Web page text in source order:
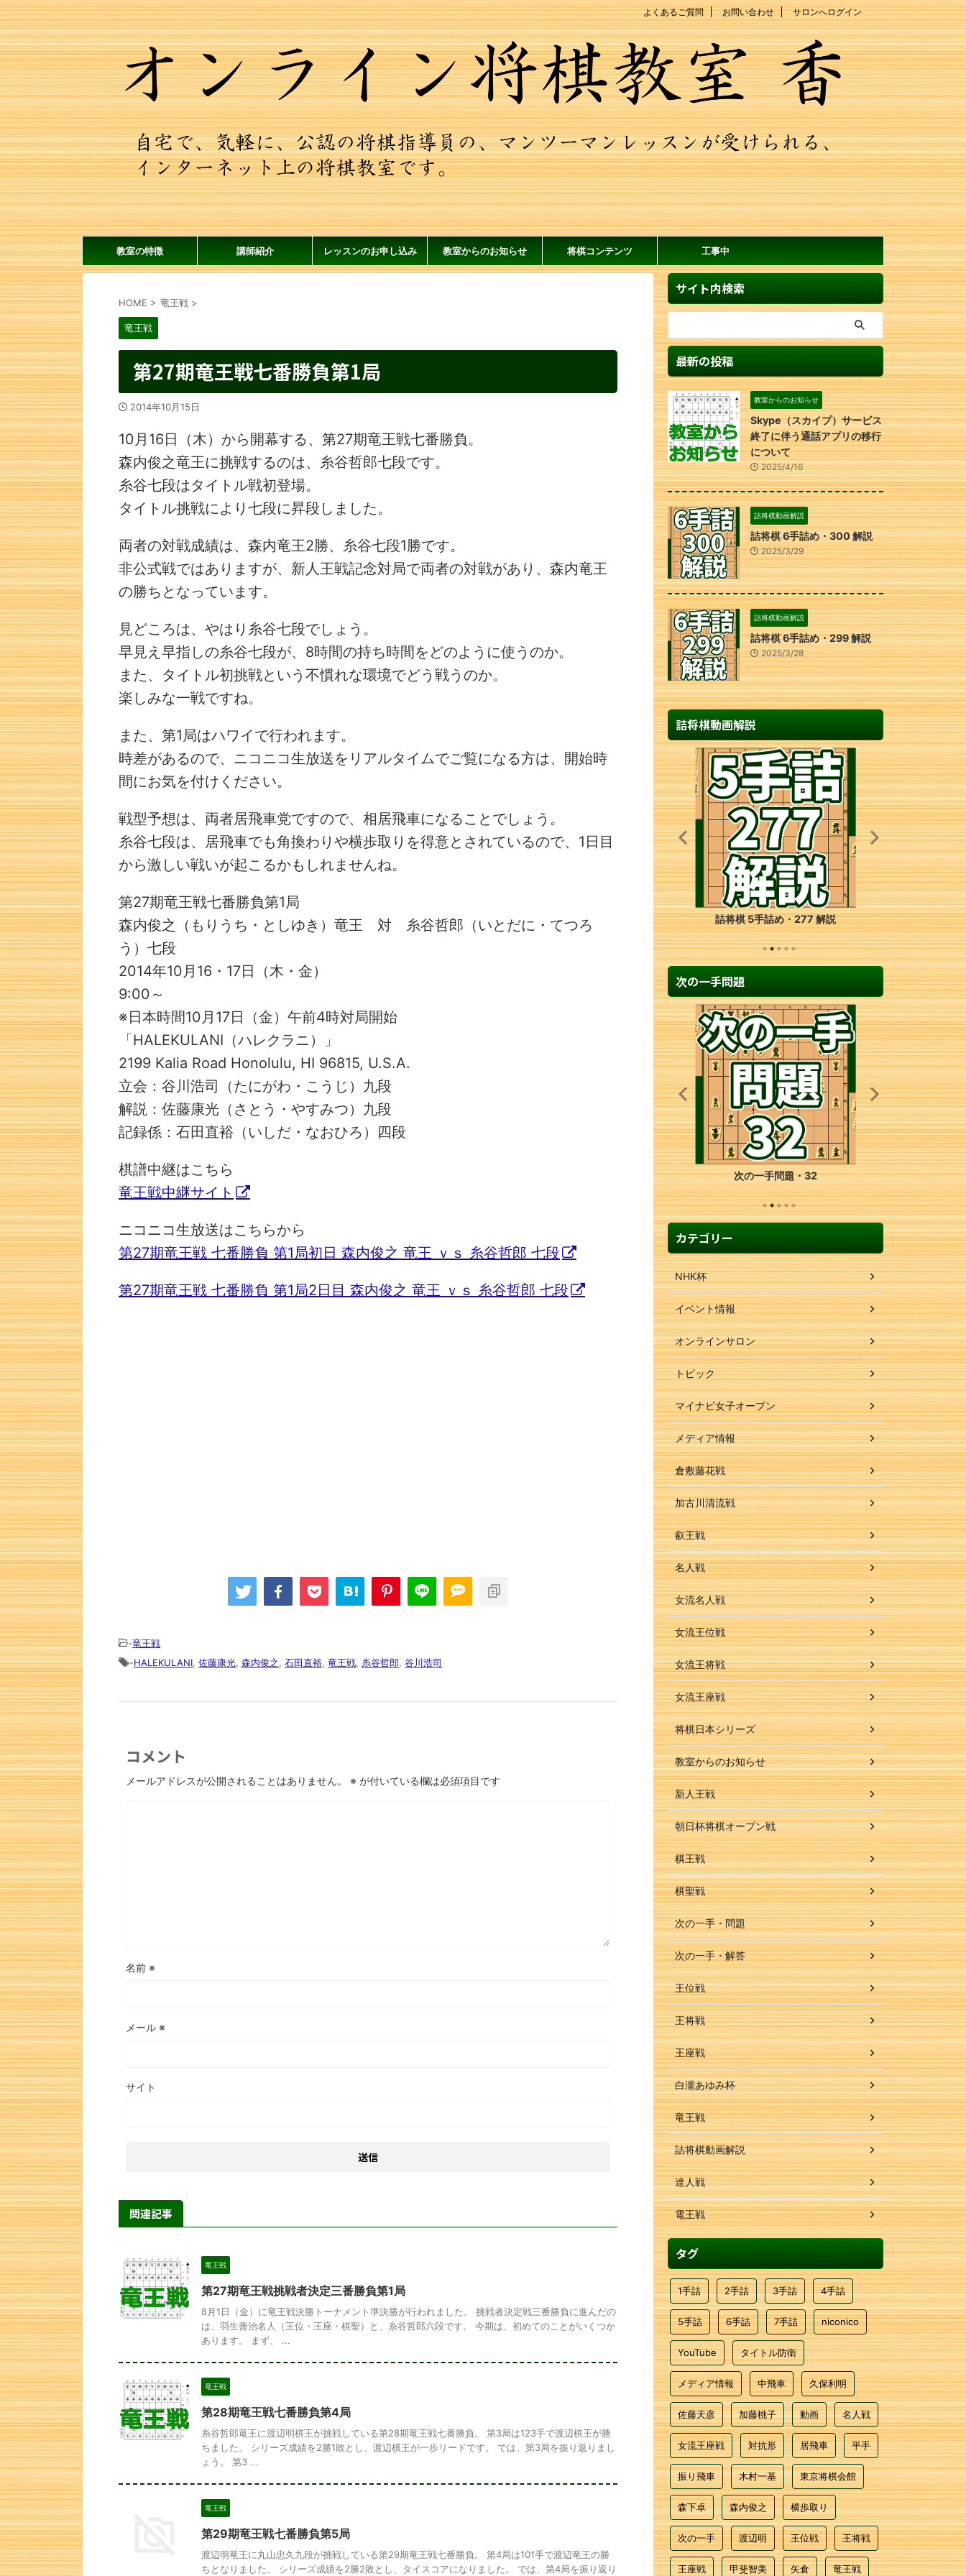
よくあるご質問 お問い合わせ サロンへログイン
教室の特徴 講師紹介 レッスンのお申し込み 教室からのお知らせ 将棋コンテンツ 工事中
HOME > 竜王戦 >
竜王戦
第27期竜王戦七番勝負第1局
2014年10月15日
10月16日（木）から開幕する、第27期竜王戦七番勝負。
森内俊之竜王に挑戦するのは、糸谷哲郎七段です。
糸谷七段はタイトル戦初登場。
タイトル挑戦により七段に昇段しました。
両者の対戦成績は、森内竜王2勝、糸谷七段1勝です。
非公式戦ではありますが、新人王戦記念対局で両者の対戦があり、森内竜王
の勝ちとなっています。
見どころは、やはり糸谷七段でしょう。
早見え早指しの糸谷七段が、8時間の持ち時間をどのように使うのか。
また、タイトル初挑戦という不慣れな環境でどう戦うのか。
楽しみな一戦ですね。
また、第1局はハワイで行われます。
時差があるので、ニコニコ生放送をリアルタイムでご覧になる方は、開始時
間にお気を付けください。
戦型予想は、両者居飛車党ですので、相居飛車になることでしょう。
糸谷七段は、居飛車でも角換わりや横歩取りを得意とされているので、1日目
から激しい戦いが起こるかもしれませんね。
第27期竜王戦七番勝負第1局
森内俊之（もりうち・としゆき）竜王 対 糸谷哲郎（いとだに・てつろ
う）七段
2014年10月16・17日（木・金）
9:00～
※日本時間10月17日（金）午前4時対局開始
「HALEKULANI（ハレクラニ）」
2199 Kalia Road Honolulu, HI 96815, U.S.A.
立会：谷川浩司（たにがわ・こうじ）九段
解説：佐藤康光（さとう・やすみつ）九段
記録係：石田直裕（いしだ・なおひろ）四段
棋譜中継はこちら
竜王戦中継サイト
ニコニコ生放送はこちらから
第27期竜王戦 七番勝負 第1局初日 森内俊之 竜王 ｖｓ 糸谷哲郎 七段
第27期竜王戦 七番勝負 第1局2日目 森内俊之 竜王 ｖｓ 糸谷哲郎 七段
-竜王戦
-HALEKULANI, 佐藤康光, 森内俊之, 石田直裕, 竜王戦, 糸谷哲郎, 谷川浩司
コメント
メールアドレスが公開されることはありません。 ※ が付いている欄は必須項目です
名前 ※
メール ※
サイト
関連記事
竜王戦
第27期竜王戦挑戦者決定三番勝負第1局
8月1日（金）に竜王戦決勝トーナメント準決勝が行われました。 挑戦者決定戦三番勝負に進んだの
は、羽生善治名人（王位・王座・棋聖）と、糸谷哲郎六段です。 今期は、初めてのことがいくつか
あります。 まず、 ...
竜王戦
第28期竜王戦七番勝負第4局
糸谷哲郎竜王に渡辺明棋王が挑戦している第28期竜王戦七番勝負。 第3局は123手で渡辺棋王が勝
ちました。 シリーズ成績を2勝1敗とし、渡辺棋王が一歩リードです。 では、第3局を振り返りまし
ょう。 第3 ...
竜王戦
第29期竜王戦七番勝負第5局
渡辺明竜王に丸山忠久九段が挑戦している第29期竜王戦七番勝負。 第4局は101手で渡辺竜王の勝
ちとなりました。 シリーズ成績を2勝2敗とし、タイスコアになりました。 では、第4局を振り返り
サイト内検索
最新の投稿
教室からのお知らせ
Skype（スカイプ）サービス
終了に伴う通話アプリの移行
について
2025/4/16
詰将棋動画解説
詰将棋 6手詰め・300 解説
2025/3/29
詰将棋動画解説
詰将棋 6手詰め・299 解説
2025/3/28
詰将棋動画解説
詰将棋 6手詰め・52 解説 詰将棋 5手詰め・182 解説 詰将棋 5手詰め・277 解説 詰将
次の一手問題
次の一手問題・32
カテゴリー
NHK杯
イベント情報
オンラインサロン
トピック
マイナビ女子オープン
メディア情報
倉敷藤花戦
加古川清流戦
叡王戦
名人戦
女流名人戦
女流王位戦
女流王将戦
女流王座戦
将棋日本シリーズ
教室からのお知らせ
新人王戦
朝日杯将棋オープン戦
棋王戦
棋聖戦
次の一手・問題
次の一手・解答
王位戦
王将戦
王座戦
白瀧あゆみ杯
竜王戦
詰将棋動画解説
達人戦
電王戦
タグ
1手詰 2手詰 3手詰 4手詰
5手詰 6手詰 7手詰 niconico
YouTube タイトル防衛
メディア情報 中飛車 久保利明
佐藤天彦 加藤桃子 動画 名人戦
女流王座戦 対抗形 居飛車 平手
振り飛車 木村一基 東京将棋会館
森下卓 森内俊之 横歩取り
次の一手 渡辺明 王位戦 王将戦
王座戦 甲斐智美 矢倉 竜王戦